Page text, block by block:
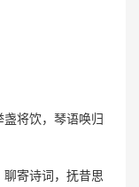
将饮，琴语唤归
寄诗词，抚昔思